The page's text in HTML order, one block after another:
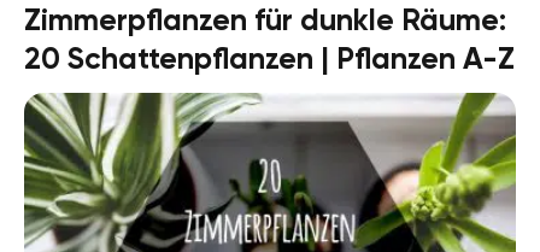
Zimmerpflanzen für dunkle Räume:
20 Schattenpflanzen | Pflanzen A-Z